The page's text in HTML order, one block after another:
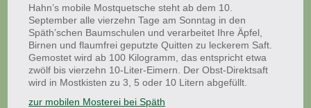
Hahn’s mobile Mostquetsche steht ab dem 10.
September alle vierzehn Tage am Sonntag in den
Späth’schen Baumschulen und verarbeitet Ihre Äpfel,
Birnen und flaumfrei geputzte Quitten zu leckerem Saft.
Gemostet wird ab 100 Kilogramm, das entspricht etwa
zwölf bis vierzehn 10-Liter-Eimern. Der Obst-Direktsaft
wird in Mostkisten zu 3, 5 oder 10 Litern abgefüllt.
zur mobilen Mosterei bei Späth